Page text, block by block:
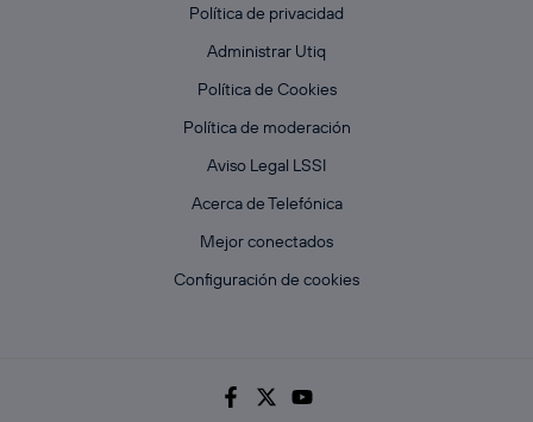
Política de privacidad
Administrar Utiq
Política de Cookies
Política de moderación
Aviso Legal LSSI
Acerca de Telefónica
Mejor conectados
Configuración de cookies